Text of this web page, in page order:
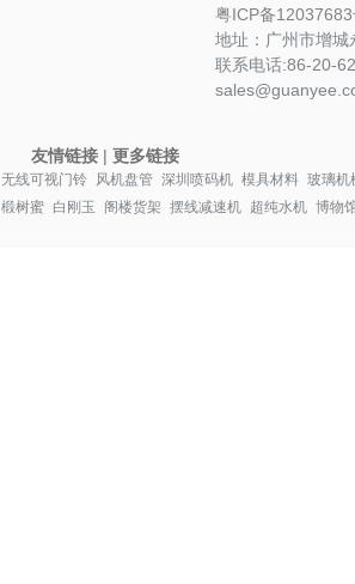
粤ICP备12037683
地址：广州市增
联系电话:86-20-
友情链接| 更多链接
无线可视门铃 风机盘管 深圳喷码机 模具材料 玻璃机
椴树蜜 白刚玉 阁楼货架 摆线减速机 超纯水机 博物